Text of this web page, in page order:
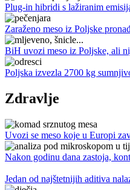
Plug-in hibridi s lažiranim
Zaraženo meso iz Poljske
BiH uvozi meso iz Poljske, ali
Poljska izvezla 2700 kg
Zdravlje
Uvozi se meso koje u Europi
Nakon godinu dana zastoja,
Jedan od najštetnijih aditiva